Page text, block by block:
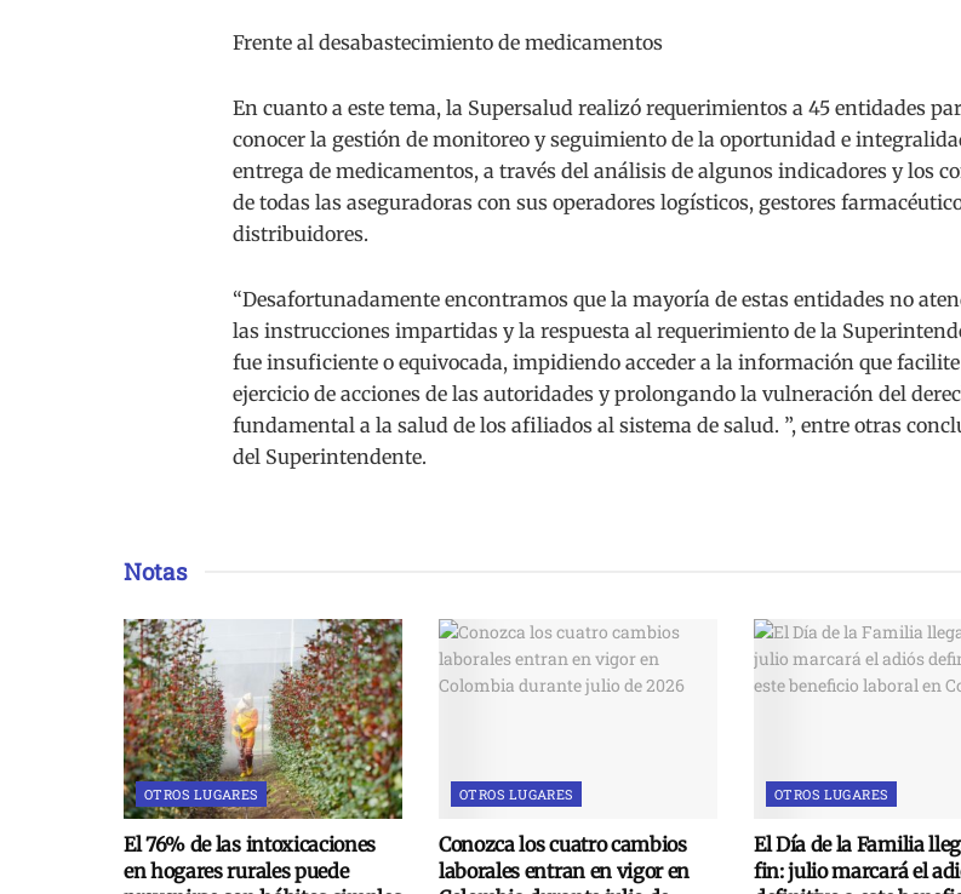
Frente al desabastecimiento de medicamentos
En cuanto a este tema, la Supersalud realizó requerimientos a 45 entidades
conocer la gestión de monitoreo y seguimiento de la oportunidad e
entrega de medicamentos, a través del análisis de algunos indicadores y los
de todas las aseguradoras con sus operadores logísticos, gestores
distribuidores.
“Desafortunadamente encontramos que la mayoría de estas entidades no
las instrucciones impartidas y la respuesta al requerimiento de la
fue insuficiente o equivocada, impidiendo acceder a la información que
ejercicio de acciones de las autoridades y prolongando la vulneración del
fundamental a la salud de los afiliados al sistema de salud. ”, entre otras
del Superintendente.
Notas
OTROS LUGARES
El 76% de las intoxicaciones
en hogares rurales puede
OTROS LUGARES
Conozca los cuatro cambios
laborales entran en vigor en
OTROS LUGARES
El Día de la Familia
fin: julio marcará el